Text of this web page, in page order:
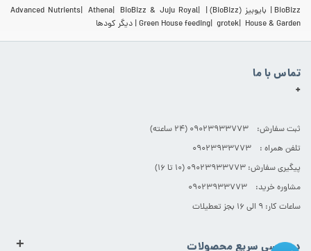
BioBizz بایوبیز (BioBizz) Advanced Nutrients Athena
BioBizz & Juju Royal
Green House feeding grotek House & Garden دیگر کودها
تماس با ما
+
ثبت سفارش: 09023933773 (۲۴ ساعته)
تلفن همراه : 09023933773
پیگیری سفارش: 09023933773 (۱۰ تا ۱۶)
مشاوره خرید: 09023933773
ساعات کار: ۹ الی ۱۶ بجز تعطیلات
دسترسی سریع محصولات +